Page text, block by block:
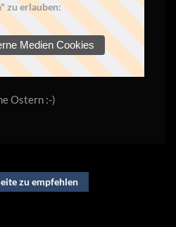
zu erlauben:
Medien Cookies
Ostern :-)
zu empfehlen